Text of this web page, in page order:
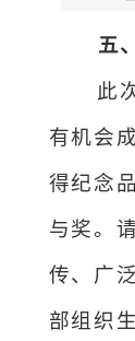
五
此
有机会
得纪念
与奖。
传、广
部组织